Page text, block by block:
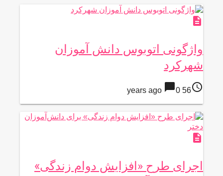
description
واژگونی اتوبوس دانش آموزان
شهرکرد
access_time
56 years ago
chat_bubble0
description
اجرای طرح «افزایش دوام زندگی»